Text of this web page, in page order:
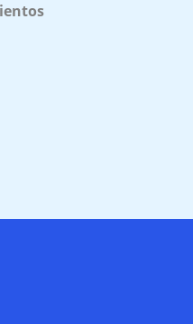
205.00 M2